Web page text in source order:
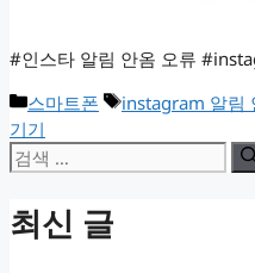
#인스타 알림 안옴 오류
카
테
고
리
스마트폰
태
instagram 알림
기기
검
최신 글